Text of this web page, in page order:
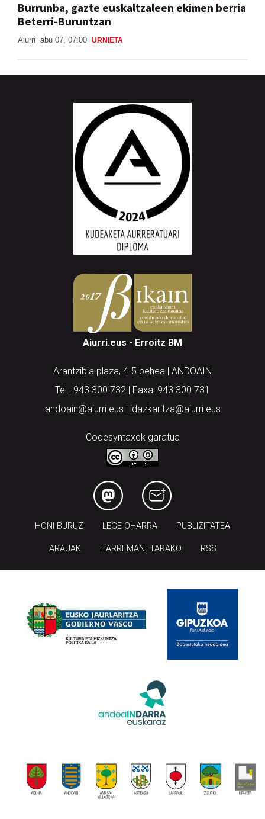
Burrunba, gazte euskaltzaleen ekimen berria
Beterri-Buruntzan
Aiurri abu 07, 07:00 URNIETA
Aiurri.eus - Erroitz BM
Arantzibia plaza, 4-5 behea | ANDOAIN
Tel.: 943 300 732 | Faxa: 943 300 731
andoain@aiurri.eus | idazkaritza@aiurri.eus
Codesyntaxek garatua
HONI BURUZ LEGE OHARRA PUBLIZITATEA
ARAUAK HARREMANETARAKO RSS